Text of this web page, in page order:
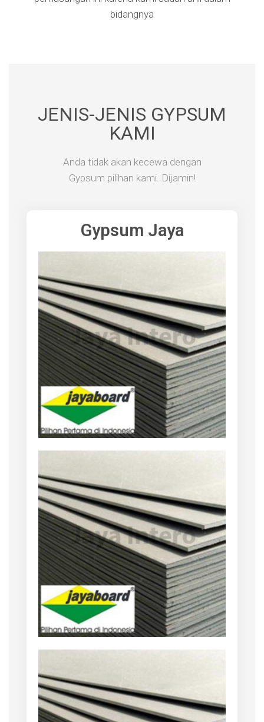
bidangnya​
JENIS-JENIS GYPSUM
KAMI​
Anda tidak akan kecewa dengan
Gypsum pilihan kami. Dijamin!
Gypsum Jaya